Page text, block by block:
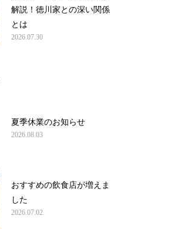
解説！徳川家との深い関係
とは
2026.07.30
夏季休業のお知らせ
2026.08.03
おすすめの飲食店が増えま
した
2026.07.02